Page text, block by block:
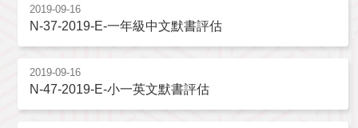
2019-09-16
N-37-2019-E-一年級中文默書評估
2019-09-16
N-47-2019-E-小一英文默書評估